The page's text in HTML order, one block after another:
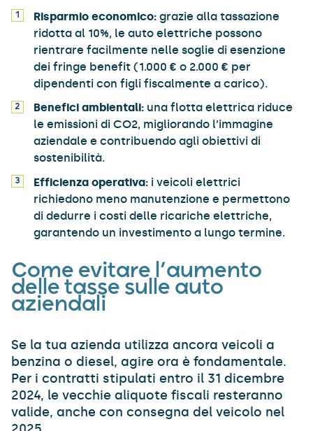
Risparmio economico: grazie alla tassazione
ridotta al 10%, le auto elettriche possono
rientrare facilmente nelle soglie di esenzione
dei fringe benefit (1.000 € o 2.000 € per
dipendenti con figli fiscalmente a carico).
Benefici ambientali: una flotta elettrica riduce
le emissioni di CO2, migliorando l’immagine
aziendale e contribuendo agli obiettivi di
sostenibilità.
Efficienza operativa: i veicoli elettrici
richiedono meno manutenzione e permettono
di dedurre i costi delle ricariche elettriche,
garantendo un investimento a lungo termine.
Come evitare l’aumento
delle tasse sulle auto
aziendali
Se la tua azienda utilizza ancora veicoli a
benzina o diesel, agire ora è fondamentale.
Per i contratti stipulati entro il 31 dicembre
2024, le vecchie aliquote fiscali resteranno
valide, anche con consegna del veicolo nel